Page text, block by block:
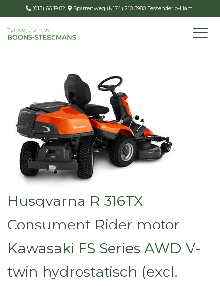
(013) 66 19 82 Sparrenweg (N174) 210 3980 Tessenderlo-Ham
Husqvarna R 316TX
Consument Rider motor
Kawasaki FS Series AWD V-
twin hydrostatisch (excl.